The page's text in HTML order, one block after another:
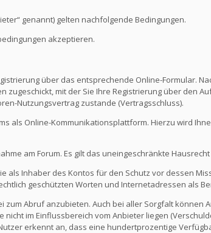
genannt) gelten nachfolgende Bedingungen.
akzeptieren.
über das entsprechende Online-Formular.
zugeschickt, mit der Sie Ihre Registrierung über den
Nutzungsvertrag zustande (Vertragsschluss).
als Online-Kommunikationsplattform. Hierzu wird
am Forum. Es gilt das uneingeschränkte
als Inhaber des Kontos für den Schutz vor dessen
geschützten Worten und Internetadressen als
Abruf anzubieten. Auch bei aller Sorgfalt können
im Einflussbereich vom Anbieter liegen
erkennt an, dass eine hundertprozentige